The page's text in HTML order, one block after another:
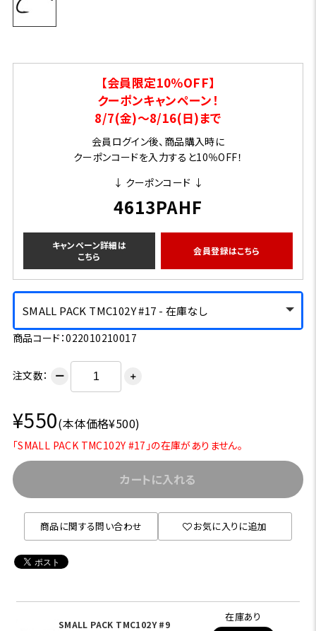
【会員限定10％OFF】
クーポンキャンペーン！
8/7(金)～8/16(日)まで
会員ログイン後、商品購入時に
クーポンコードを入力すると10％OFF！
↓ クーポンコード ↓
4613PAHF
キャンペーン詳細は
こちら
会員登録はこちら
SMALL PACK TMC102Y #17 - 在庫なし
商品コード：022010210017
注文数： ー ＋
¥550(本体価格¥500)
「SMALL PACK TMC102Y #17」の在庫がありません。
カートに入れる
商品に関する問い合わせ お気に入りに追加
SMALL PACK TMC102Y #9
在庫あり